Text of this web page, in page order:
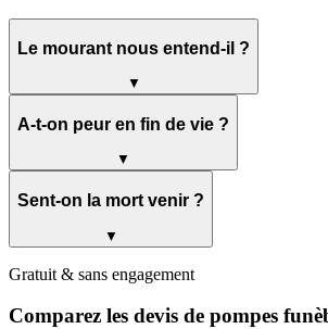
Le mourant nous entend-il ?
▼
A-t-on peur en fin de vie ?
▼
Sent-on la mort venir ?
▼
Gratuit & sans engagement
Comparez les devis de pompes